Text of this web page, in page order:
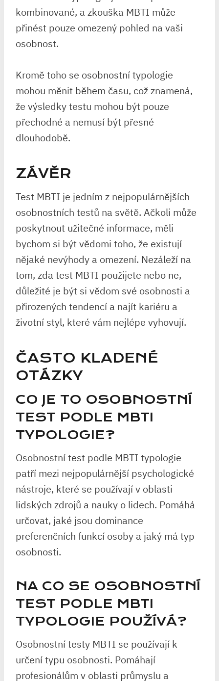
kombinované, a zkouška MBTI může
přinést pouze omezený pohled na vaši
osobnost.
Kromě toho se osobnostní typologie
mohou měnit během času, což znamená,
že výsledky testu mohou být pouze
přechodné a nemusí být přesné
dlouhodobě.
ZÁVĚR
Test MBTI je jedním z nejpopulárnějších
osobnostních testů na světě. Ačkoli může
poskytnout užitečné informace, měli
bychom si být vědomi toho, že existují
nějaké nevýhody a omezení. Nezáleží na
tom, zda test MBTI použijete nebo ne,
důležité je být si vědom své osobnosti a
přirozených tendencí a najít kariéru a
životní styl, které vám nejlépe vyhovují.
ČASTO KLADENÉ
OTÁZKY
CO JE TO OSOBNOSTNÍ
TEST PODLE MBTI
TYPOLOGIE?
Osobnostní test podle MBTI typologie
patří mezi nejpopulárnější psychologické
nástroje, které se používají v oblasti
lidských zdrojů a nauky o lidech. Pomáhá
určovat, jaké jsou dominance
preferenčních funkcí osoby a jaký má typ
osobnosti.
NA CO SE OSOBNOSTNÍ
TEST PODLE MBTI
TYPOLOGIE POUŽÍVÁ?
Osobnostní testy MBTI se používají k
určení typu osobnosti. Pomáhají
profesionálům v oblasti průmyslu a